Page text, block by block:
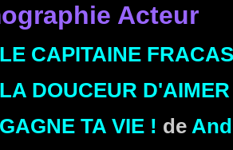
Acteur
LE CAPITAINE
LA DOUCEUR D'AIMER
GAGNE TA VIE ! de